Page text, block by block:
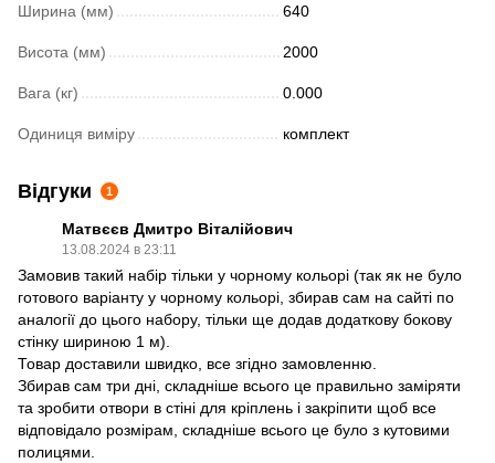
Ширина (мм) 640
Висота (мм) 2000
Вага (кг) 0.000
Одиниця виміру комплект
Відгуки 1
Матвєєв Дмитро Віталійович
13.08.2024 в 23:11
Замовив такий набір тільки у чорному кольорі (так як не було
готового варіанту у чорному кольорі, збирав сам на сайті по
аналогії до цього набору, тільки ще додав додаткову бокову
стінку шириною 1 м).
Товар доставили швидко, все згідно замовленню.
Збирав сам три дні, складніше всього це правильно заміряти
та зробити отвори в стіні для кріплень і закріпити щоб все
відповідало розмірам, складніше всього це було з кутовими
полицями.